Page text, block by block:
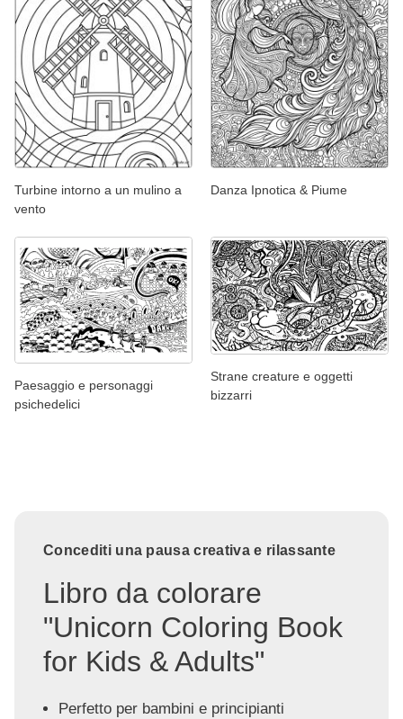
Turbine intorno a un mulino a
vento
Danza Ipnotica & Piume
Paesaggio e personaggi
psichedelici
Strane creature e oggetti
bizzarri
Concediti una pausa creativa e rilassante
Libro da colorare
"Unicorn Coloring Book
for Kids & Adults"
Perfetto per bambini e principianti